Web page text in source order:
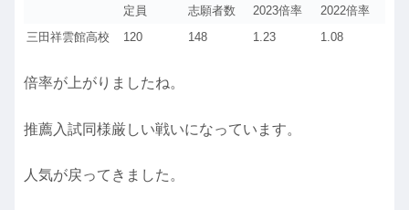
定員 志願者数 2023倍率
2022倍率
三田祥雲館高校
120 148 1.23 1.08
倍率が上がりましたね。
推薦入試同様厳しい戦いになっています。
人気が戻ってきました。